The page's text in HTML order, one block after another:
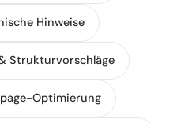
Hinweise
Strukturvorschläge
Optimierung